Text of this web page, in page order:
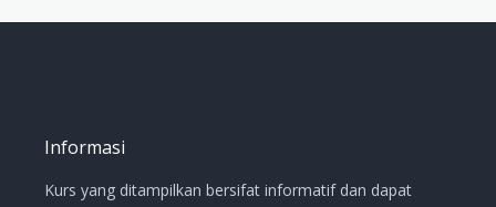
Informasi
Kurs yang ditampilkan bersifat informatif dan dapat